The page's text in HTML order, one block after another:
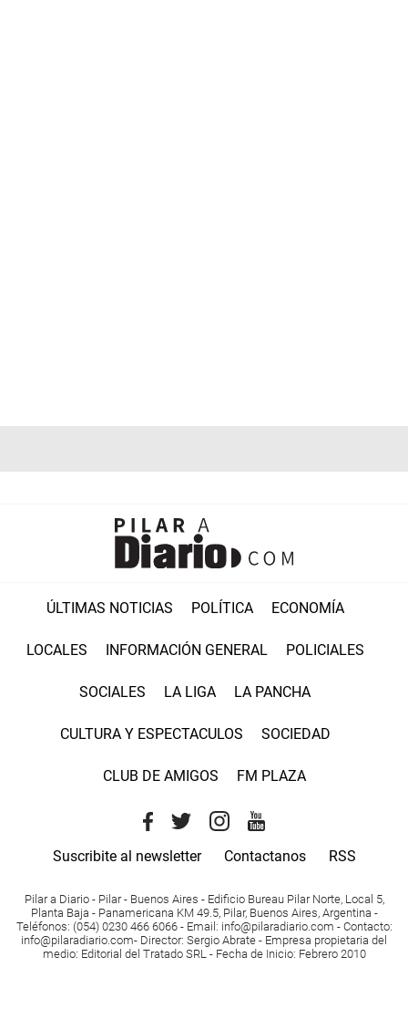
ÚLTIMAS NOTICIAS POLÍTICA ECONOMÍA
LOCALES INFORMACIÓN GENERAL POLICIALES
SOCIALES LA LIGA LA PANCHA
CULTURA Y ESPECTACULOS SOCIEDAD
CLUB DE AMIGOS FM PLAZA
Suscribite al newsletter Contactanos RSS
Pilar a Diario - Pilar - Buenos Aires - Edificio Bureau Pilar Norte, Local 5,
Planta Baja - Panamericana KM 49.5, Pilar, Buenos Aires, Argentina -
Teléfonos: (054) 0230 466 6066 - Email : info@pilaradiario.com - Contacto:
info@pilaradiario.com- Director: Sergio Abrate - Empresa propietaria del
medio: Editorial del Tratado SRL - Fecha de Inicio: Febrero 2010